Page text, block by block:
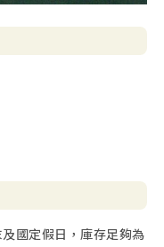
國定假日，庫存足夠為